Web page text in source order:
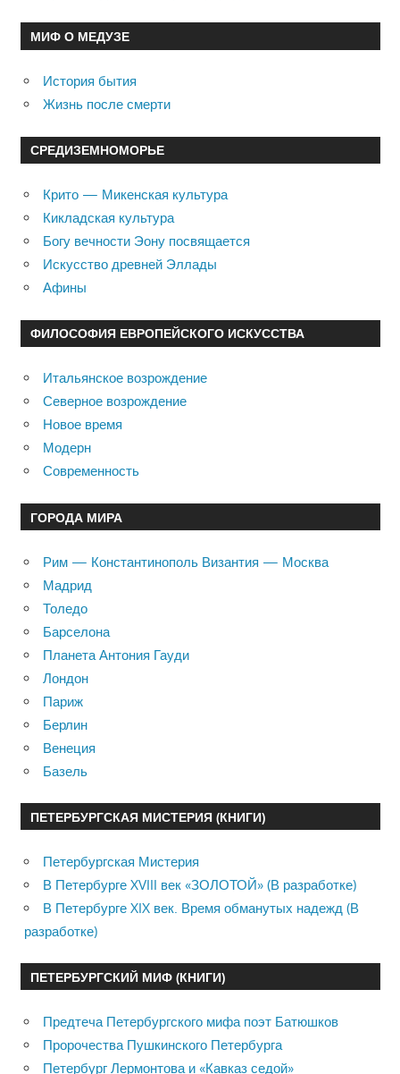
МИФ О МЕДУЗЕ
История бытия
Жизнь после смерти
СРЕДИЗЕМНОМОРЬЕ
Крито — Микенская культура
Кикладская культура
Богу вечности Эону посвящается
Искусство древней Эллады
Афины
ФИЛОСОФИЯ ЕВРОПЕЙСКОГО ИСКУССТВА
Итальянское возрождение
Северное возрождение
Новое время
Модерн
Современность
ГОРОДА МИРА
Рим — Константинополь Византия — Москва
Мадрид
Толедо
Барселона
Планета Антония Гауди
Лондон
Париж
Берлин
Венеция
Базель
ПЕТЕРБУРГСКАЯ МИСТЕРИЯ (КНИГИ)
Петербургская Мистерия
В Петербурге XVIII век «ЗОЛОТОЙ» (В разработке)
В Петербурге XIX век. Время обманутых надежд (В
разработке)
ПЕТЕРБУРГСКИЙ МИФ (КНИГИ)
Предтеча Петербургского мифа поэт Батюшков
Пророчества Пушкинского Петербурга
Петербург Лермонтова и «Кавказ седой»